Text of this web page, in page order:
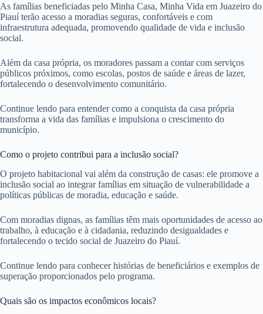
As famílias beneficiadas pelo Minha Casa, Minha Vida em Juazeiro do
Piauí terão acesso a moradias seguras, confortáveis e com
infraestrutura adequada, promovendo qualidade de vida e inclusão
social.
Além da casa própria, os moradores passam a contar com serviços
públicos próximos, como escolas, postos de saúde e áreas de lazer,
fortalecendo o desenvolvimento comunitário.
Continue lendo para entender como a conquista da casa própria
transforma a vida das famílias e impulsiona o crescimento do
município.
Como o projeto contribui para a inclusão social?
O projeto habitacional vai além da construção de casas: ele promove a
inclusão social ao integrar famílias em situação de vulnerabilidade a
políticas públicas de moradia, educação e saúde.
Com moradias dignas, as famílias têm mais oportunidades de acesso ao
trabalho, à educação e à cidadania, reduzindo desigualdades e
fortalecendo o tecido social de Juazeiro do Piauí.
Continue lendo para conhecer histórias de beneficiários e exemplos de
superação proporcionados pelo programa.
Quais são os impactos econômicos locais?